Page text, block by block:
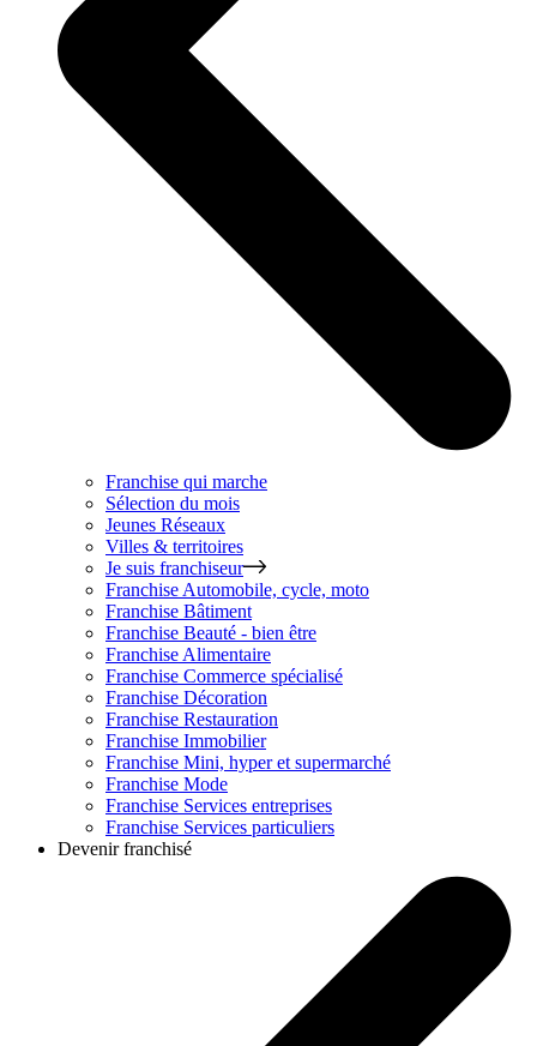
Franchise qui marche
Sélection du mois
Jeunes Réseaux
Villes & territoires
Je suis franchiseur
Franchise Automobile, cycle, moto
Franchise Bâtiment
Franchise Beauté - bien être
Franchise Alimentaire
Franchise Commerce spécialisé
Franchise Décoration
Franchise Restauration
Franchise Immobilier
Franchise Mini, hyper et supermarché
Franchise Mode
Franchise Services entreprises
Franchise Services particuliers
Devenir franchisé